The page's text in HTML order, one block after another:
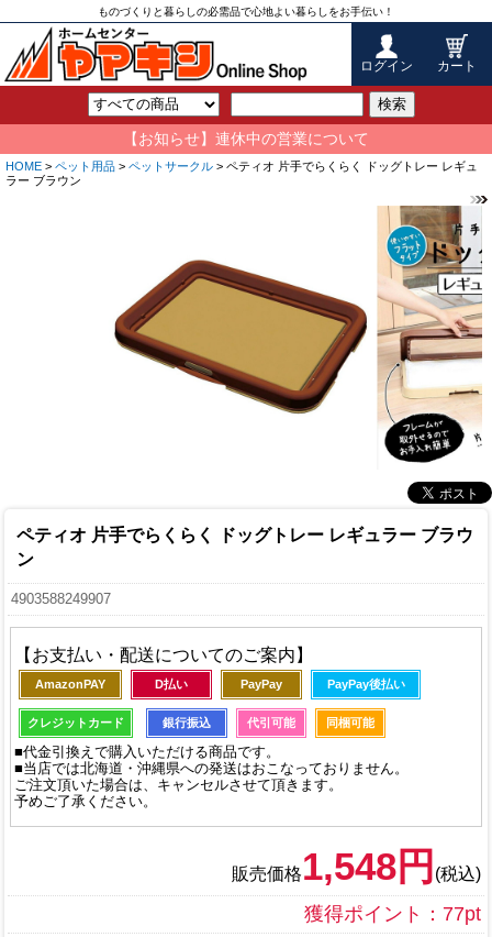
ものづくりと暮らしの必需品で心地よい暮らしをお手伝い！
ログイン カート
検索
【お知らせ】連休中の営業について
HOME > ペット用品 > ペットサークル > ペティオ 片手でらくらく ドッグトレー レギュ
ラー ブラウン
ペティオ 片手でらくらく ドッグトレー レギュラー ブラウ
ン
4903588249907
【お支払い・配送についてのご案内】
AmazonPAY D払い PayPay PayPay後払い
クレジットカード 銀行振込 代引可能 同梱可能
■代金引換えで購入いただける商品です。
■当店では北海道・沖縄県への発送はおこなっておりません。
ご注文頂いた場合は、キャンセルさせて頂きます。
予めご了承ください。
販売価格1,548円 (税込)
獲得ポイント：77pt